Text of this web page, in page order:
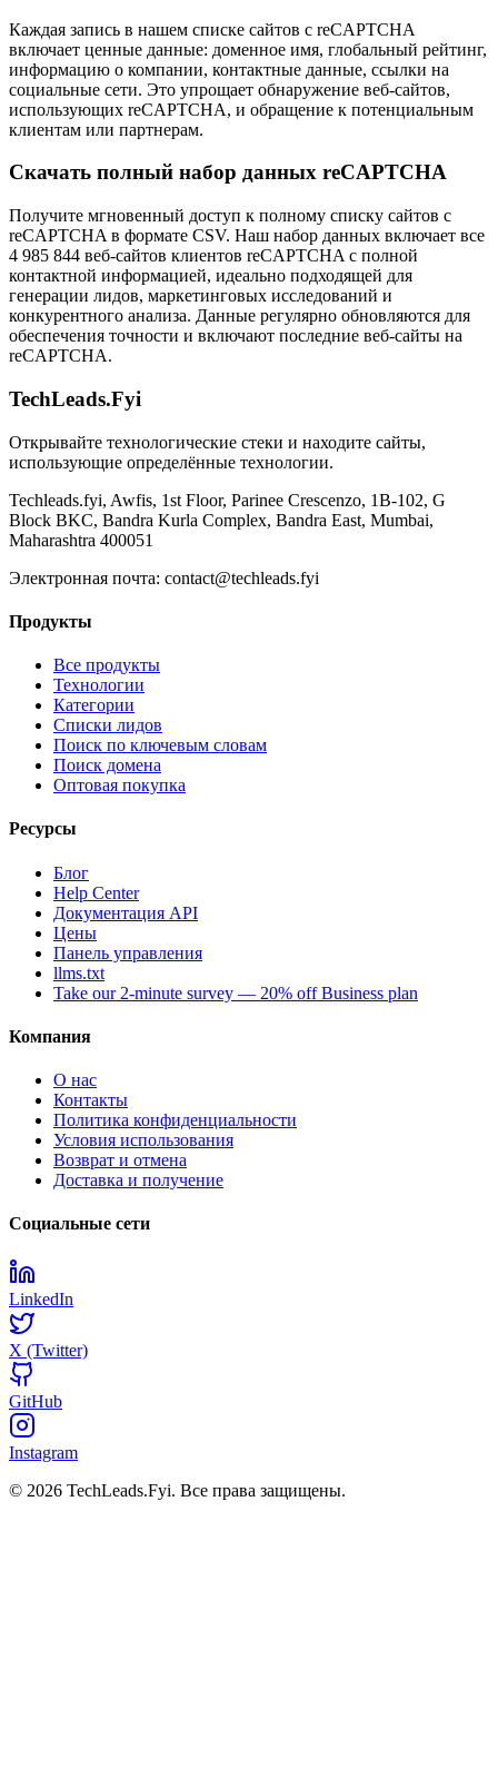
Каждая запись в нашем списке сайтов с reCAPTCHA
включает ценные данные: доменное имя, глобальный рейтинг,
информацию о компании, контактные данные, ссылки на
социальные сети. Это упрощает обнаружение веб-сайтов,
использующих reCAPTCHA, и обращение к потенциальным
клиентам или партнерам.
Скачать полный набор данных reCAPTCHA
Получите мгновенный доступ к полному списку сайтов с
reCAPTCHA в формате CSV. Наш набор данных включает все
4 985 844 веб-сайтов клиентов reCAPTCHA с полной
контактной информацией, идеально подходящей для
генерации лидов, маркетинговых исследований и
конкурентного анализа. Данные регулярно обновляются для
обеспечения точности и включают последние веб-сайты на
reCAPTCHA.
TechLeads.Fyi
Открывайте технологические стеки и находите сайты,
использующие определённые технологии.
Techleads.fyi, Awfis, 1st Floor, Parinee Crescenzo, 1B-102, G
Block BKC, Bandra Kurla Complex, Bandra East, Mumbai,
Maharashtra 400051
Электронная почта: contact@techleads.fyi
Продукты
Все продукты
Технологии
Категории
Списки лидов
Поиск по ключевым словам
Поиск домена
Оптовая покупка
Ресурсы
Блог
Help Center
Документация API
Цены
Панель управления
llms.txt
Take our 2-minute survey — 20% off Business plan
Компания
О нас
Контакты
Политика конфиденциальности
Условия использования
Возврат и отмена
Доставка и получение
Социальные сети
LinkedIn
X (Twitter)
GitHub
Instagram
© 2026 TechLeads.Fyi. Все права защищены.